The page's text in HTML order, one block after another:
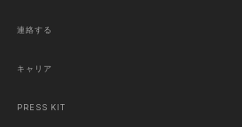
連絡する
キャリア
PRESS KIT